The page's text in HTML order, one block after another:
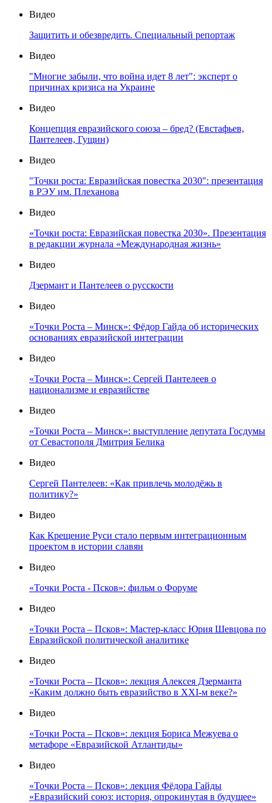
Видео
Защитить и обезвредить. Специальный репортаж
Видео
"Многие забыли, что война идет 8 лет": эксперт о
причинах кризиса на Украине
Видео
Концепция евразийского союза – бред? (Евстафьев,
Пантелеев, Гущин)
Видео
"Точки роста: Евразийская повестка 2030": презентация
в РЭУ им. Плеханова
Видео
«Точки роста: Евразийская повестка 2030». Презентация
в редакции журнала «Международная жизнь»
Видео
Дзермант и Пантелеев о русскости
Видео
«Точки Роста – Минск»: Фёдор Гайда об исторических
основаниях евразийской интеграции
Видео
«Точки Роста – Минск»: Сергей Пантелеев о
национализме и евразийстве
Видео
«Точки Роста – Минск»: выступление депутата Госдумы
от Севастополя Дмитрия Белика
Видео
Сергей Пантелеев: «Как привлечь молодёжь в
политику?»
Видео
Как Крещение Руси стало первым интеграционным
проектом в истории славян
Видео
«Точки Роста - Псков»: фильм о Форуме
Видео
«Точки Роста – Псков»: Мастер-класс Юрия Шевцова по
Евразийской политической аналитике
Видео
«Точки Роста – Псков»: лекция Алексея Дзерманта
«Каким должно быть евразийство в XXI-м веке?»
Видео
«Точки Роста – Псков»: лекция Бориса Межуева о
метафоре «Евразийской Атлантиды»
Видео
«Точки Роста – Псков»: лекция Фёдора Гайды
«Евразийский союз: история, опрокинутая в будущее»